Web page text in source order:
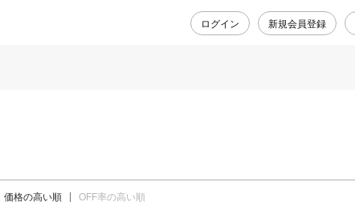
ログイン 新規会員登録
価格の高い順 OFF率の高い順